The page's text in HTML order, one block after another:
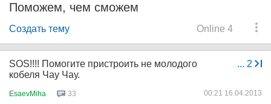
Поможем, чем сможем
Online 4
Создать тему
... 2
SOS!!!! Помогите пристроить не молодого
кобеля Чау Чау.
EsaevMiha 33 00:21 16.04.2013